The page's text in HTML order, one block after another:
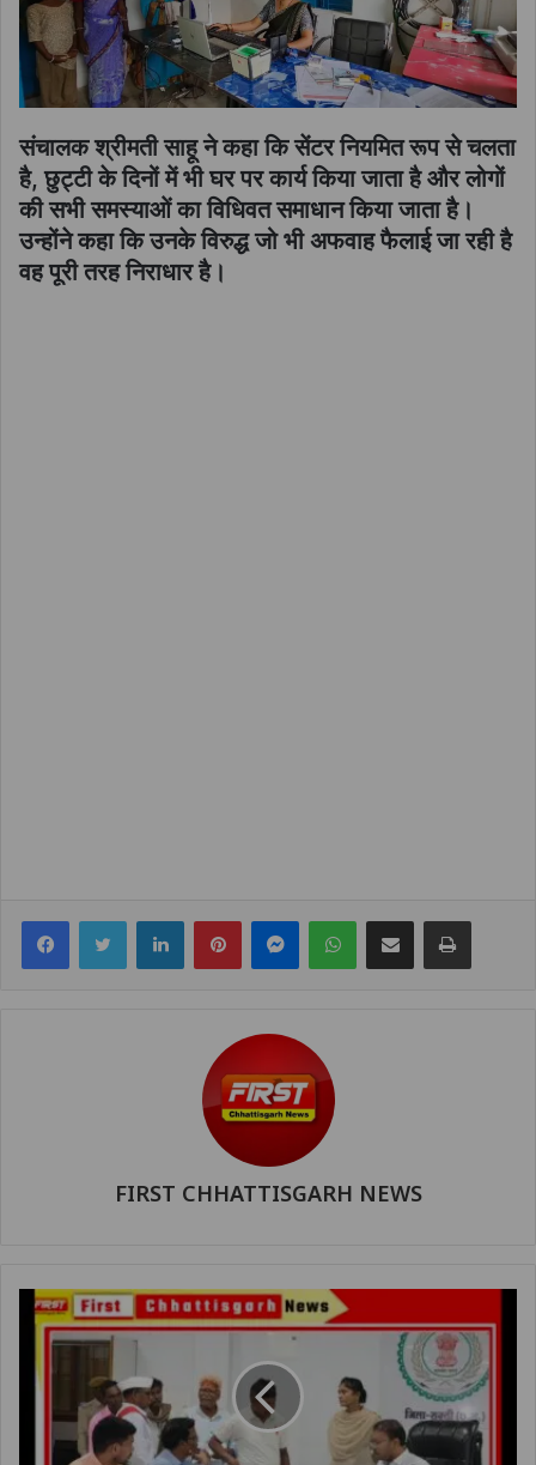
संचालक श्रीमती साहू ने कहा कि सेंटर नियमित रूप से चलता
है, छुट्टी के दिनों में भी घर पर कार्य किया जाता है और लोगों
की सभी समस्याओं का विधिवत समाधान किया जाता है।
उन्होंने कहा कि उनके विरुद्ध जो भी अफवाह फैलाई जा रही है
वह पूरी तरह निराधार है।
FacebookTwitter LinkedInPinterestMessengerWhatsAppShare via Email Print
FIRST CHHATTISGARH NEWS